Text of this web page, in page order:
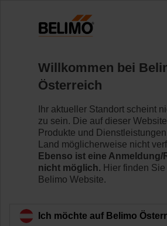
H6015X2P5-S2
Mehr erfahren
Zurück zur Produktkategorie
Willkommen bei
Österreich
Ihr aktueller Standort scheint
zu sein. Die auf dieser
Produkte und
Land möglicherweise nicht
Ebenso ist eine Anmeldung/
nicht möglich. Hier finden
Belimo Website.
Ich möchte auf Belimo